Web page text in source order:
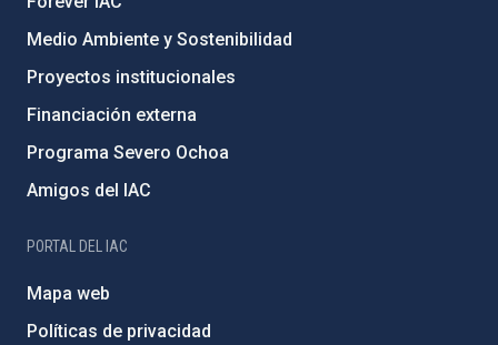
Medio Ambiente y Sostenibilidad
Proyectos institucionales
Financiación externa
Programa Severo Ochoa
Amigos del IAC
PORTAL DEL IAC
Mapa web
Políticas de privacidad